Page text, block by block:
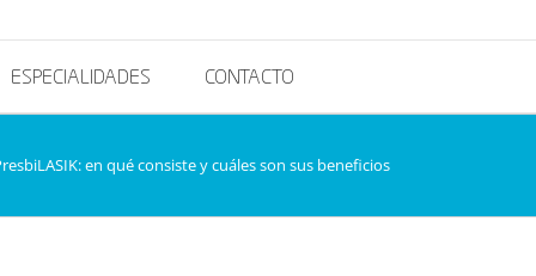
ESPECIALIDADES CONTACTO
en qué consiste y cuáles son sus beneficios